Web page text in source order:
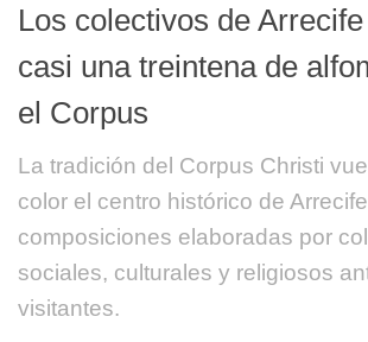
Los colectivos de
casi una treintena de
el Corpus
La tradición del Corpus Christi
color el centro histórico de
composiciones elaboradas por
sociales, culturales y religiosos
visitantes.